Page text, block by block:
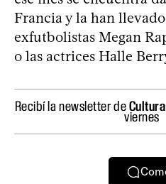
Francia y la han
exfutbolistas Megan
o las actrices Halle
Recibí la newsletter deCultura
viernes